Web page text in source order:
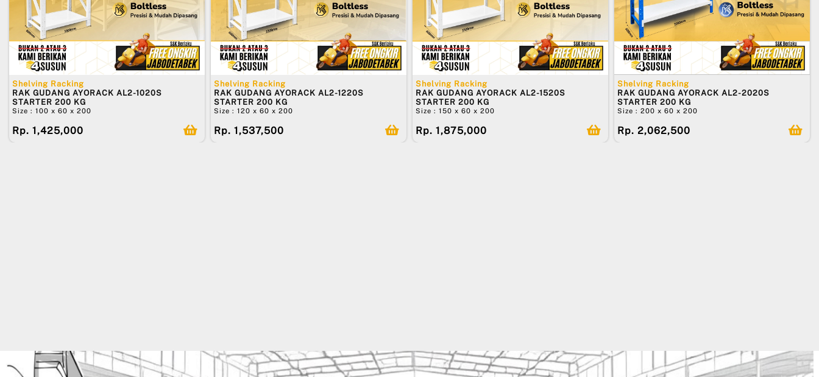
Shelving Racking
RAK GUDANG AYORACK AL2-1020S
STARTER 200 KG
Size : 100 x 60 x 200
Rp. 1,425,000
Shelving Racking
RAK GUDANG AYORACK AL2-1220S
STARTER 200 KG
Size : 120 x 60 x 200
Rp. 1,537,500
Shelving Racking
RAK GUDANG AYORACK AL2-1520S
STARTER 200 KG
Size : 150 x 60 x 200
Rp. 1,875,000
Shelving Racking
RAK GUDANG AYORACK AL2-2020S
STARTER 200 KG
Size : 200 x 60 x 200
Rp. 2,062,500